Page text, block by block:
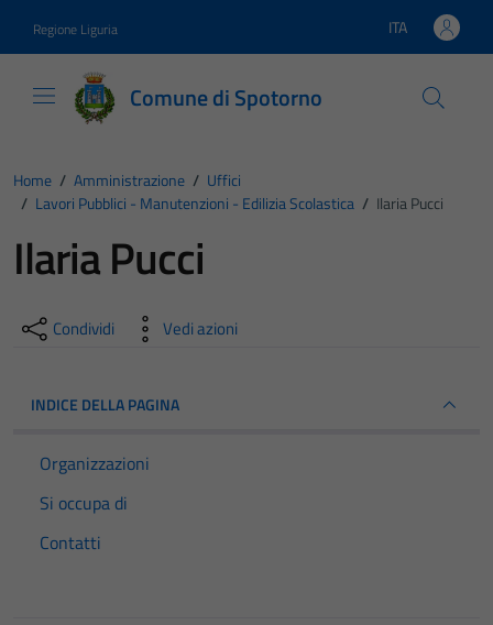
Regione Liguria Lingua attiva:
ITA
Comune di Spotorno
Home / Amministrazione / Uffici
/ Lavori Pubblici - Manutenzioni - Edilizia Scolastica / Ilaria Pucci
Ilaria Pucci
Condividi Vedi azioni
INDICE DELLA PAGINA
Organizzazioni
Si occupa di
Contatti